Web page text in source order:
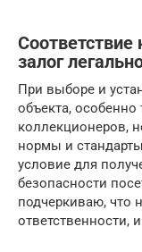
залог
При выборе и
объекта, особенно
коллекционеров,
нормы и
условие для
безопасности
подчеркиваю, что
ответственности,